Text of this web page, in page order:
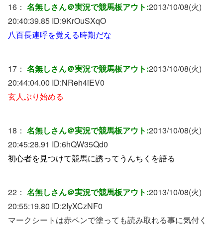
16： 名無しさん＠実況で競馬板アウト:2013/10/08(火)
20:40:39.85 ID:9KrOuSXqO
八百長連呼を覚える時期だな
17： 名無しさん＠実況で競馬板アウト:2013/10/08(火)
20:44:04.00 ID:NReh4iEV0
玄人ぶり始める
18： 名無しさん＠実況で競馬板アウト:2013/10/08(火)
20:45:28.91 ID:6hQW35Qd0
初心者を見つけて競馬に誘ってうんちくを語る
22： 名無しさん＠実況で競馬板アウト:2013/10/08(火)
20:55:19.80 ID:2IyXCzNF0
マークシートは赤ペンで塗っても読み取れる事に気付く